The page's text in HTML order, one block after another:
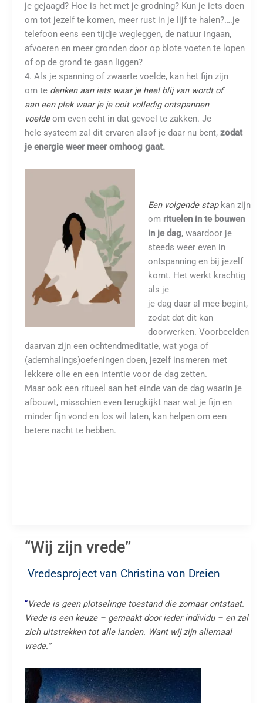
je gejaagd? Hoe is het met je grodning? Kun je iets doen
om tot jezelf te komen, meer rust in je lijf te halen?….je
telefoon eens een tijdje wegleggen, de natuur ingaan,
afvoeren en meer gronden door op blote voeten te lopen
of op de grond te gaan liggen?
4. Als je spanning of zwaarte voelde, kan het fijn zijn
om te denken aan iets waar je heel blij van wordt of
aan een plek waar je je ooit volledig ontspannen
voeldeom even echt in dat gevoel te zakken. Je
hele systeem zal dit ervaren alsof je daar nu bent, zodat
je energie weer meer omhoog gaat.
Een volgende stap kan zijn
om rituelen in te bouwen
in je dag, waardoor je
steeds weer even in
ontspanning en bij jezelf
komt. Het werkt krachtig
als je
je dag daar al mee begint,
zodat dat dit kan
doorwerken. Voorbeelden
daarvan zijn een ochtendmeditatie, wat yoga of
(ademhalings)oefeningen doen, jezelf insmeren met
lekkere olie en een intentie voor de dag zetten.
Maar ook een ritueel aan het einde van de dag waarin je
afbouwt, misschien even terugkijkt naar wat je fijn en
minder fijn vond en los wil laten, kan helpen om een
betere nacht te hebben.
“Wij zijn vrede”
Vredesproject van Christina von Dreien
“Vrede is geen plotselinge toestand die zomaar ontstaat.
Vrede is een keuze – gemaakt door ieder individu – en zal
zich uitstrekken tot alle landen. Want wij zijn allemaal
vrede.”